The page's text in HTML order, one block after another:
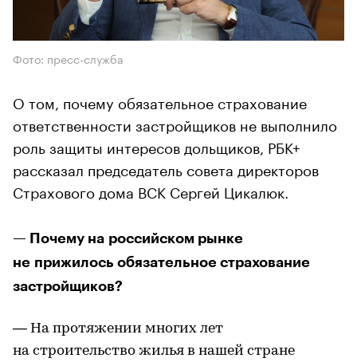
Фото: пресс-служба
О том, почему обязательное страхование
ответственности застройщиков не выполнило
роль защиты интересов дольщиков, РБК+
рассказал председатель совета директоров
Страхового дома ВСК Сергей Цикалюк.
— Почему на российском рынке
не прижилось обязательное страхование
застройщиков?
— На протяжении многих лет
на строительство жилья в нашей стране